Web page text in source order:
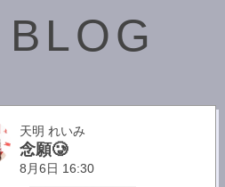
BLOG
天明 れいみ
念願‪🥲‎
8月6日 16:30